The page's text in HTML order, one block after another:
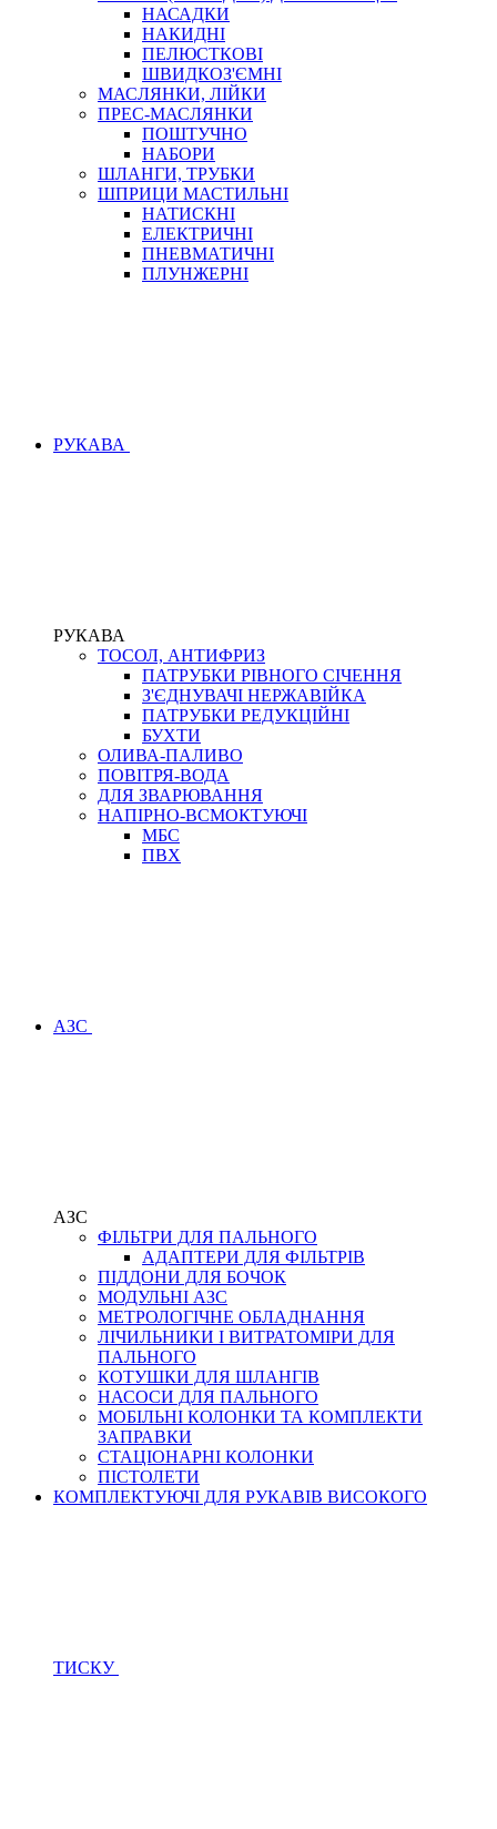
НАСАДКИ
НАКИДНІ
ПЕЛЮСТКОВІ
ШВИДКОЗ'ЄМНІ
МАСЛЯНКИ, ЛІЙКИ
ПРЕС-МАСЛЯНКИ
ПОШТУЧНО
НАБОРИ
ШЛАНГИ, ТРУБКИ
ШПРИЦИ МАСТИЛЬНІ
НАТИСКНІ
ЕЛЕКТРИЧНІ
ПНЕВМАТИЧНІ
ПЛУНЖЕРНІ
РУКАВА
РУКАВА
ТОСОЛ, АНТИФРИЗ
ПАТРУБКИ РІВНОГО СІЧЕННЯ
З'ЄДНУВАЧІ НЕРЖАВІЙКА
ПАТРУБКИ РЕДУКЦІЙНІ
БУХТИ
ОЛИВА-ПАЛИВО
ПОВІТРЯ-ВОДА
ДЛЯ ЗВАРЮВАННЯ
НАПІРНО-ВСМОКТУЮЧІ
МБС
ПВХ
АЗС
АЗС
ФІЛЬТРИ ДЛЯ ПАЛЬНОГО
АДАПТЕРИ ДЛЯ ФІЛЬТРІВ
ПІДДОНИ ДЛЯ БОЧОК
МОДУЛЬНІ АЗС
МЕТРОЛОГІЧНЕ ОБЛАДНАННЯ
ЛІЧИЛЬНИКИ І ВИТРАТОМІРИ ДЛЯ
ПАЛЬНОГО
КОТУШКИ ДЛЯ ШЛАНГІВ
НАСОСИ ДЛЯ ПАЛЬНОГО
МОБІЛЬНІ КОЛОНКИ ТА КОМПЛЕКТИ
ЗАПРАВКИ
СТАЦІОНАРНІ КОЛОНКИ
ПІСТОЛЕТИ
КОМПЛЕКТУЮЧІ ДЛЯ РУКАВІВ ВИСОКОГО
ТИСКУ